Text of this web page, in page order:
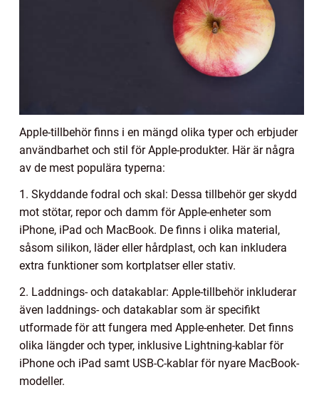
Apple-tillbehör finns i en mängd olika typer och erbjuder
användbarhet och stil för Apple-produkter. Här är några
av de mest populära typerna:
1. Skyddande fodral och skal: Dessa tillbehör ger skydd
mot stötar, repor och damm för Apple-enheter som
iPhone, iPad och MacBook. De finns i olika material,
såsom silikon, läder eller hårdplast, och kan inkludera
extra funktioner som kortplatser eller stativ.
2. Laddnings- och datakablar: Apple-tillbehör inkluderar
även laddnings- och datakablar som är specifikt
utformade för att fungera med Apple-enheter. Det finns
olika längder och typer, inklusive Lightning-kablar för
iPhone och iPad samt USB-C-kablar för nyare MacBook-
modeller.